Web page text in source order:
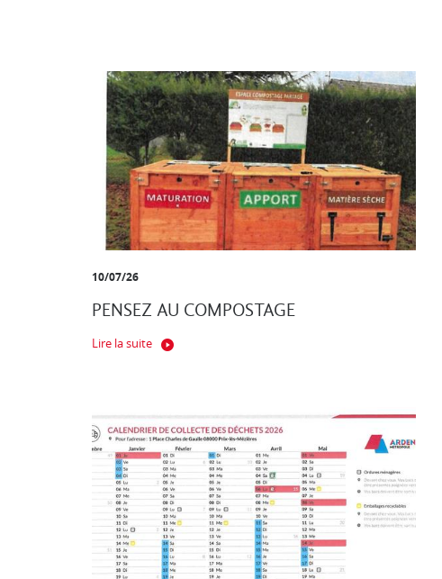
10/07/26
PENSEZ AU COMPOSTAGE
Lire la suite